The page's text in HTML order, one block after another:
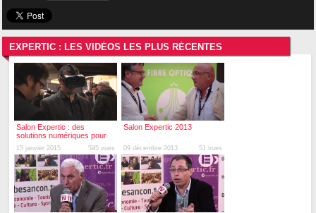
EXPERTIC : LES VIDÉOS LES PLUS RÉCENTES
Salon Expertic : des
solutions numériques pour
l'entreprise
15 janvier 2015 595 vues
Salon Expertic 2013
09 décembre 2013 51 vues